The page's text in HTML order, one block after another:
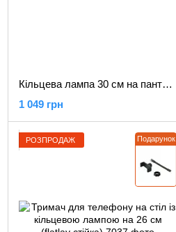
Кільцева лампа 30 см на пантографі ACprof для зйомки flatlay
1 049 грн
Подарунок
РОЗПРОДАЖ